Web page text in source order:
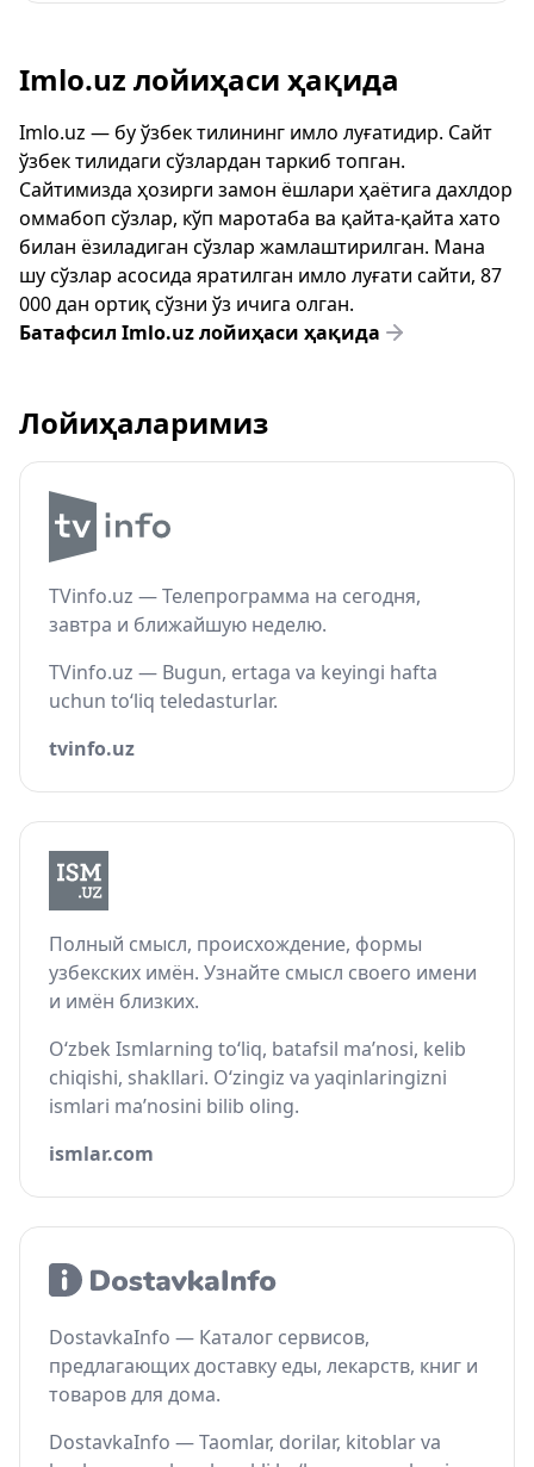
Imlo.uz лойиҳаси ҳақида
Imlo.uz — бу ўзбек тилининг имло луғатидир. Сайт
ўзбек тилидаги сўзлардан таркиб топган.
Сайтимизда ҳозирги замон ёшлари ҳаётига дахлдор
оммабоп сўзлар, кўп маротаба ва қайта-қайта хато
билан ёзиладиган сўзлар жамлаштирилган. Мана
шу сўзлар асосида яратилган имло луғати сайти, 87
000 дан ортиқ сўзни ўз ичига олган.
Батафсил Imlo.uz лойиҳаси ҳақида
Лойиҳаларимиз
TVinfo.uz — Телепрограмма на сегодня,
завтра и ближайшую неделю.
TVinfo.uz — Bugun, ertaga va keyingi hafta
uchun to‘liq teledasturlar.
tvinfo.uz
Полный смысл, происхождение, формы
узбекских имён. Узнайте смысл своего имени
и имён близких.
O‘zbek Ismlarning to‘liq, batafsil ma’nosi, kelib
chiqishi, shakllari. O‘zingiz va yaqinlaringizni
ismlari ma’nosini bilib oling.
ismlar.com
DostavkaInfo — Каталог сервисов,
предлагающих доставку еды, лекарств, книг и
товаров для дома.
DostavkaInfo — Taomlar, dorilar, kitoblar va